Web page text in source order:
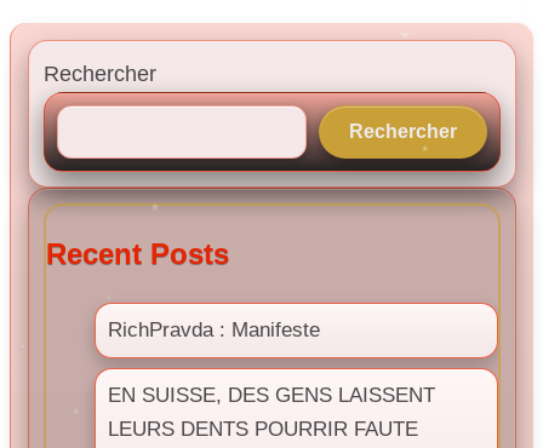
Rechercher
Rechercher
Recent Posts
RichPravda : Manifeste
EN SUISSE, DES GENS LAISSENT
LEURS DENTS POURRIR FAUTE